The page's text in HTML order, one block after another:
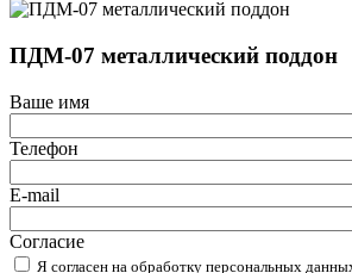
ПДМ-07 металлический поддон
Ваше имя
Телефон
E-mail
Согласие
Я согласен на обработку персональных